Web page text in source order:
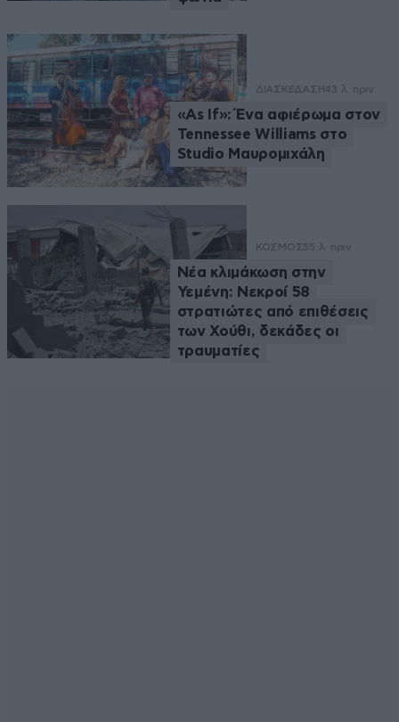
ΔΙΑΣΚΕΔΑΣΗ43 λ. πριν
«As If»: Ένα αφιέρωμα στον
Tennessee Williams στο
Studio Μαυρομιχάλη
ΚΟΣΜΟΣ55 λ. πριν
Νέα κλιμάκωση στην
Υεμένη: Νεκροί 58
στρατιώτες από επιθέσεις
των Χούθι, δεκάδες οι
τραυματίες